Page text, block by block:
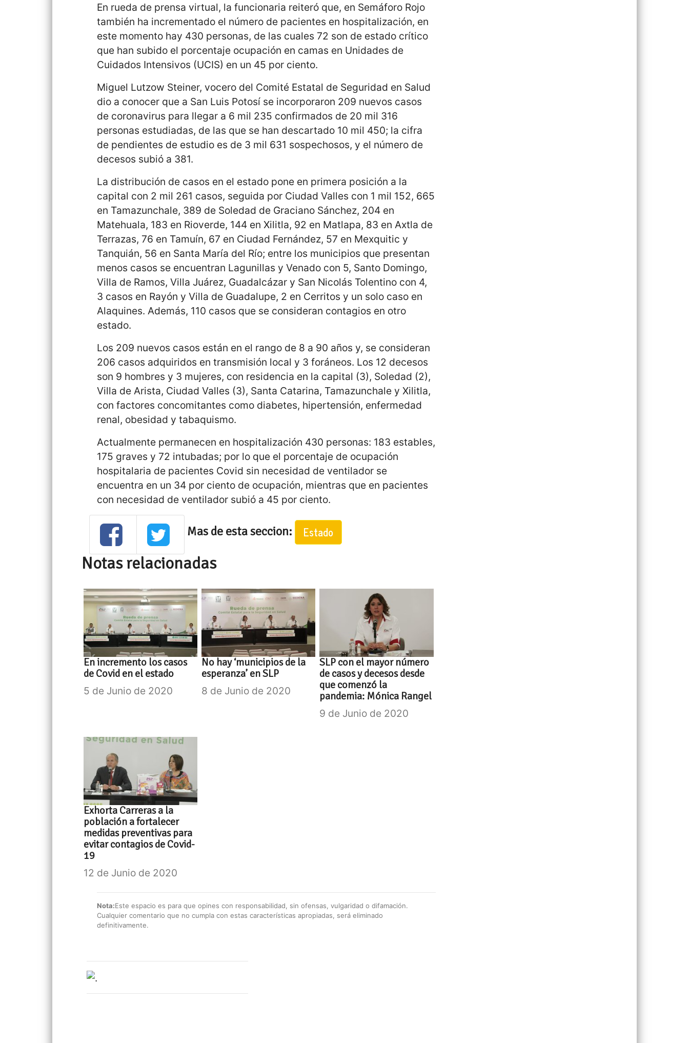
En rueda de prensa virtual, la funcionaria reiteró que, en Semáforo Rojo
también ha incrementado el número de pacientes en hospitalización, en
este momento hay 430 personas, de las cuales 72 son de estado crítico
que han subido el porcentaje ocupación en camas en Unidades de
Cuidados Intensivos (UCIS) en un 45 por ciento.
Miguel Lutzow Steiner, vocero del Comité Estatal de Seguridad en Salud
dio a conocer que a San Luis Potosí se incorporaron 209 nuevos casos
de coronavirus para llegar a 6 mil 235 confirmados de 20 mil 316
personas estudiadas, de las que se han descartado 10 mil 450; la cifra
de pendientes de estudio es de 3 mil 631 sospechosos, y el número de
decesos subió a 381.
La distribución de casos en el estado pone en primera posición a la
capital con 2 mil 261 casos, seguida por Ciudad Valles con 1 mil 152, 665
en Tamazunchale, 389 de Soledad de Graciano Sánchez, 204 en
Matehuala, 183 en Rioverde, 144 en Xilitla, 92 en Matlapa, 83 en Axtla de
Terrazas, 76 en Tamuín, 67 en Ciudad Fernández, 57 en Mexquitic y
Tanquián, 56 en Santa María del Río; entre los municipios que presentan
menos casos se encuentran Lagunillas y Venado con 5, Santo Domingo,
Villa de Ramos, Villa Juárez, Guadalcázar y San Nicolás Tolentino con 4,
3 casos en Rayón y Villa de Guadalupe, 2 en Cerritos y un solo caso en
Alaquines. Además, 110 casos que se consideran contagios en otro
estado.
Los 209 nuevos casos están en el rango de 8 a 90 años y, se consideran
206 casos adquiridos en transmisión local y 3 foráneos. Los 12 decesos
son 9 hombres y 3 mujeres, con residencia en la capital (3), Soledad (2),
Villa de Arista, Ciudad Valles (3), Santa Catarina, Tamazunchale y Xilitla,
con factores concomitantes como diabetes, hipertensión, enfermedad
renal, obesidad y tabaquismo.
Actualmente permanecen en hospitalización 430 personas: 183 estables,
175 graves y 72 intubadas; por lo que el porcentaje de ocupación
hospitalaria de pacientes Covid sin necesidad de ventilador se
encuentra en un 34 por ciento de ocupación, mientras que en pacientes
con necesidad de ventilador subió a 45 por ciento.
Mas de esta seccion: Estado
Notas relacionadas
En incremento los casos
de Covid en el estado
5 de Junio de 2020
No hay ‘municipios de la
esperanza’ en SLP
8 de Junio de 2020
SLP con el mayor número
de casos y decesos desde
que comenzó la
pandemia: Mónica Rangel
9 de Junio de 2020
Exhorta Carreras a la
población a fortalecer
medidas preventivas para
evitar contagios de Covid-
19
12 de Junio de 2020
Nota:Este espacio es para que opines con responsabilidad, sin ofensas, vulgaridad o difamación.
Cualquier comentario que no cumpla con estas características apropiadas, será eliminado
definitivamente.